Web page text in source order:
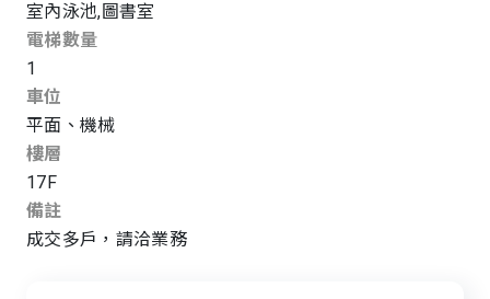
室內泳池,圖書室
電梯數量
1
車位
平面、機械
樓層
17F
備註
成交多戶，請洽業務